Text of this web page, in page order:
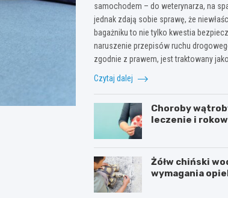
samochodem – do weterynarza, na
jednak zdają sobie sprawę, że
bagażniku to nie tylko kwestia
naruszenie przepisów ruchu
zgodnie z prawem, jest traktowany
Czytaj dalej
Choroby
leczenie i
Żółw chiński
wymagania